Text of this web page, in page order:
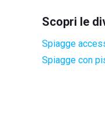
Scopri le
Spiagge
Spiagge con